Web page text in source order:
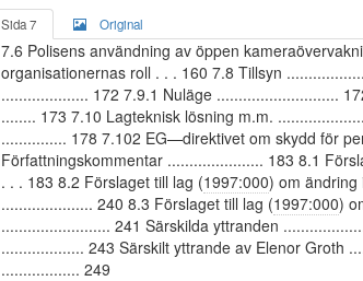
Sida 7 Original
7.6 Polisens användning av öppen
organisationernas roll . . . 160 7.8 Tillsyn
.................... 172 7.9.1 Nuläge ............................
........ 173 7.10 Lagteknisk lösning m.m.
............... 178 7.102 EG—direktivet om skydd för
Författningskommentar ...................... 183 8.1
. . . 183 8.2 Förslaget till lag (1997:000) om
..................... 240 8.3 Förslaget till lag (1997:000)
......................... 241 Särskilda yttranden
................... 243 Särskilt yttrande av Elenor Groth
.................. 249